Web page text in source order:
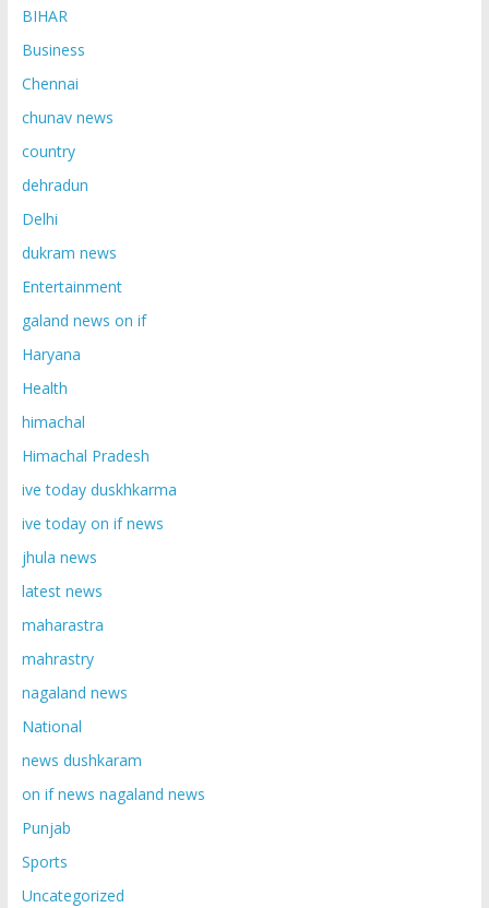
BIHAR
Business
Chennai
chunav news
country
dehradun
Delhi
dukram news
Entertainment
galand news on if
Haryana
Health
himachal
Himachal Pradesh
ive today duskhkarma
ive today on if news
jhula news
latest news
maharastra
mahrastry
nagaland news
National
news dushkaram
on if news nagaland news
Punjab
Sports
Uncategorized